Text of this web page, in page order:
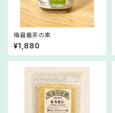
梅醤番茶の素
¥1,880